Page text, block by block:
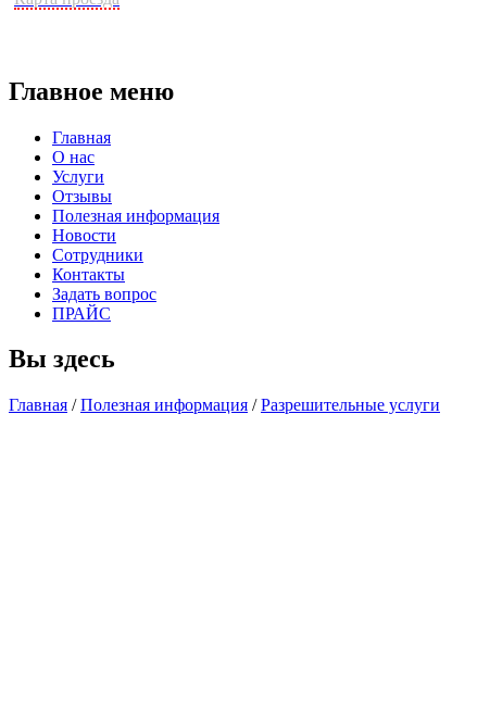
Главное меню
Главная
О нас
Услуги
Отзывы
Полезная информация
Новости
Сотрудники
Контакты
Задать вопрос
ПРАЙС
Вы здесь
Главная / Полезная информация / Разрешительные услуги